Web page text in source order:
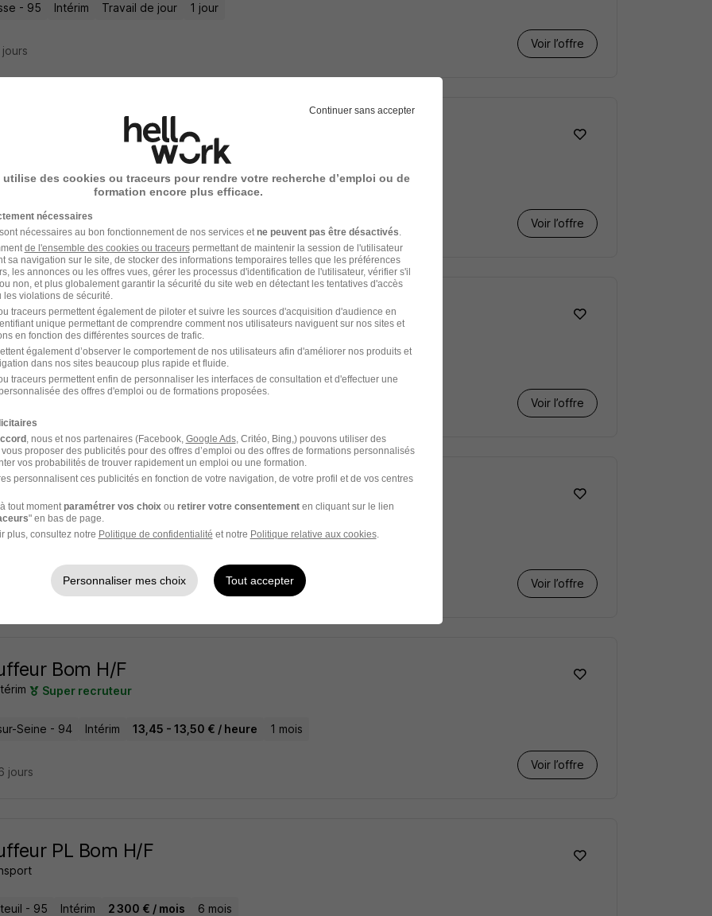
- 95 Intérim Travail de jour 1 jour
Voir l’offre
PL Bom - Ampliroll H/F
Intérim 6 mois
Voir l’offre
jours
Ampliroll H/F
Sec - 93 Intérim 13,73 € / heure 2 mois
Voir l’offre
H/F
Super recruteur
Voir l’offre
Bom H/F
Super recruteur
Seine - 94 Intérim 13,45 - 13,50 € / heure 1 mois
Voir l’offre
jours
PL Bom H/F
- 95 Intérim 2 300 € / mois 6 mois
Continuer sans accepter
utilise des cookies ou traceurs pour rendre votre recherche d’emploi ou de
formation encore plus efficace.
nécessaires
nécessaires au bon fonctionnement de nos services et ne peuvent pas être désactivés
de l'ensemble des cookies ou traceurspermettant de maintenir la session de l'utilisateur
sa navigation sur le site, de stocker des informations temporaires telles que les préférences
les annonces ou les offres vues, gérer les processus d'identification de l'utilisateur, vérifier s'il
non, et plus globalement garantir la sécurité du site web en détectant les tentatives d'accès
violations de sécurité.
traceurs permettent également de piloter et suivre les sources d'acquisition d'audience en
unique permettant de comprendre comment nos utilisateurs naviguent sur nos sites et
en fonction des différentes sources de trafic.
également d’observer le comportement de nos utilisateurs afin d'améliorer nos produits et
dans nos sites beaucoup plus rapide et fluide.
traceurs permettent enfin de personnaliser les interfaces de consultation et d'effectuer une
des offres d'emploi ou de formations proposées.
, nous et nos partenaires (Facebook, Google Ads, Critéo, Bing,) pouvons utiliser des
proposer des publicités pour des offres d’emploi ou des offres de formations personnalisés
vos probabilités de trouver rapidement un emploi ou une formation.
personnalisent ces publicités en fonction de votre navigation, de votre profil et de vos centres
tout moment paramétrer vos choix ou retirer votre consentementen cliquant sur le lien
" en bas de page.
plus, consultez notre Politique de confidentialité et notre Politique relative aux cookies.
Personnaliser mes choix Tout accepter